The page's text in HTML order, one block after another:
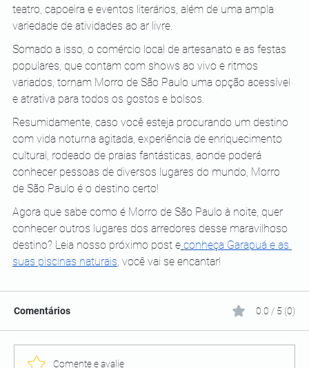
teatro, capoeira e eventos literários, além de uma ampla
variedade de atividades ao ar livre.
Somado a isso, o comércio local de artesanato e as festas
populares, que contam com shows ao vivo e ritmos
variados, tornam Morro de São Paulo uma opção acessível
e atrativa para todos os gostos e bolsos.
Resumidamente, caso você esteja procurando um destino
com vida noturna agitada, experiência de enriquecimento
cultural, rodeado de praias fantásticas, aonde poderá
conhecer pessoas de diversos lugares do mundo, Morro
de São Paulo é o destino certo!
Agora que sabe como é Morro de São Paulo à noite, quer
conhecer outros lugares dos arredores desse maravilhoso
destino? Leia nosso próximo post e conheça Garapuá e as
suas piscinas naturais , você vai se encantar!
Comentários 0.0 / 5 (0)
Comente e avalie